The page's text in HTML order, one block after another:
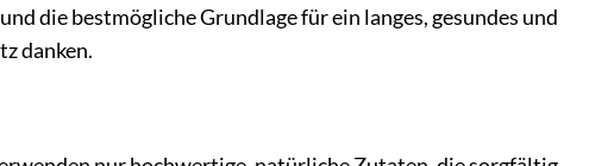
die bestmögliche Grundlage für ein langes, gesundes und
danken.